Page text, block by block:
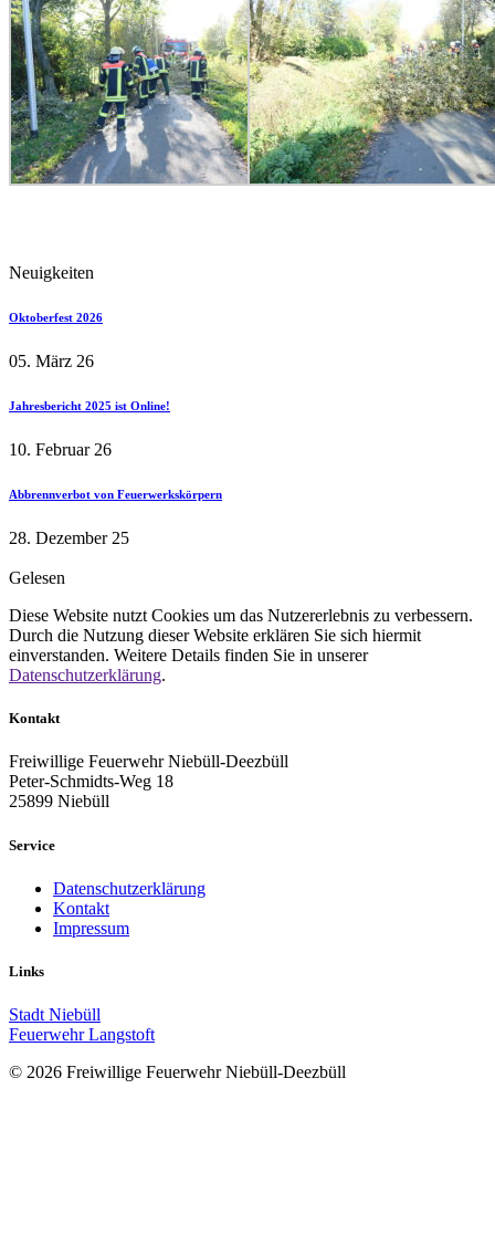
Neuigkeiten
Oktoberfest 2026
05. März 26
Jahresbericht 2025 ist Online!
10. Februar 26
Abbrennverbot von Feuerwerkskörpern
28. Dezember 25
Gelesen
Diese Website nutzt Cookies um das Nutzererlebnis zu verbessern.
Durch die Nutzung dieser Website erklären Sie sich hiermit
einverstanden. Weitere Details finden Sie in unserer
Datenschutzerklärung.
Kontakt
Freiwillige Feuerwehr Niebüll-Deezbüll
Peter-Schmidts-Weg 18
25899 Niebüll
Service
Datenschutzerklärung
Kontakt
Impressum
Links
Stadt Niebüll
Feuerwehr Langstoft
© 2026 Freiwillige Feuerwehr Niebüll-Deezbüll